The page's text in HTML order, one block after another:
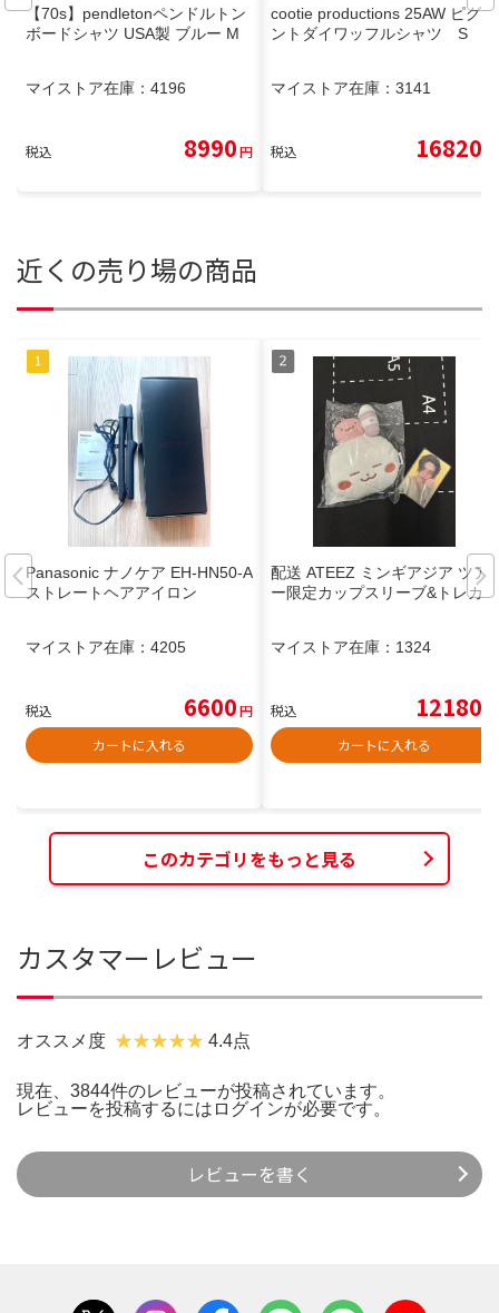
【70s】pendletonペンドルトン
ボードシャツ USA製 ブルー M
マイストア在庫： 4196
税込 8990円
cootie productions 25AW ピグメ
ントダイワッフルシャツ S
マイストア在庫： 3141
税込 16820
近くの売り場の商品
Panasonic ナノケア EH-HN50-A
ストレートヘアアイロン
マイストア在庫： 4205
税込 6600円
カートに入れる
配送 ATEEZ ミンギアジア ツア
ー限定カップスリーブ&トレカ
マイストア在庫： 1324
税込 12180
カートに入れる
このカテゴリをもっと見る
カスタマーレビュー
オススメ度 4.4点
現在、3844件のレビューが投稿されています。
レビューを投稿するには ログインが必要です。
レビューを書く